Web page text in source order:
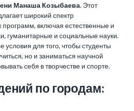
Манаша Козыбаева. Этот
широкий спектр
программ, включая естественные и
гуманитарные и социальные науки.
условия для того, чтобы студенты
но и заниматься научной
себя в творчестве и спорте.
по городам: